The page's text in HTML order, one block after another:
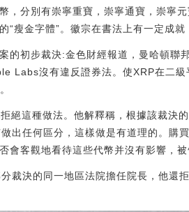
，分別有崇寧重寶，崇寧通寶，崇寧
“瘦金字體”。徽宗在書法上有一定成就
的初步裁決:金色財經報道，曼哈頓
Labs沒有違反證券法。使XRP在二
絕這種做法。他解釋稱，根據該裁決
出任何區分，這樣做是有道理的。購
會客觀地看待這些代幣并沒有影響，
裁決的同一地區法院擔任院長，他還